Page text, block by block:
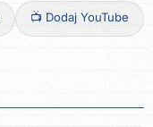
📺 Dodaj YouTube